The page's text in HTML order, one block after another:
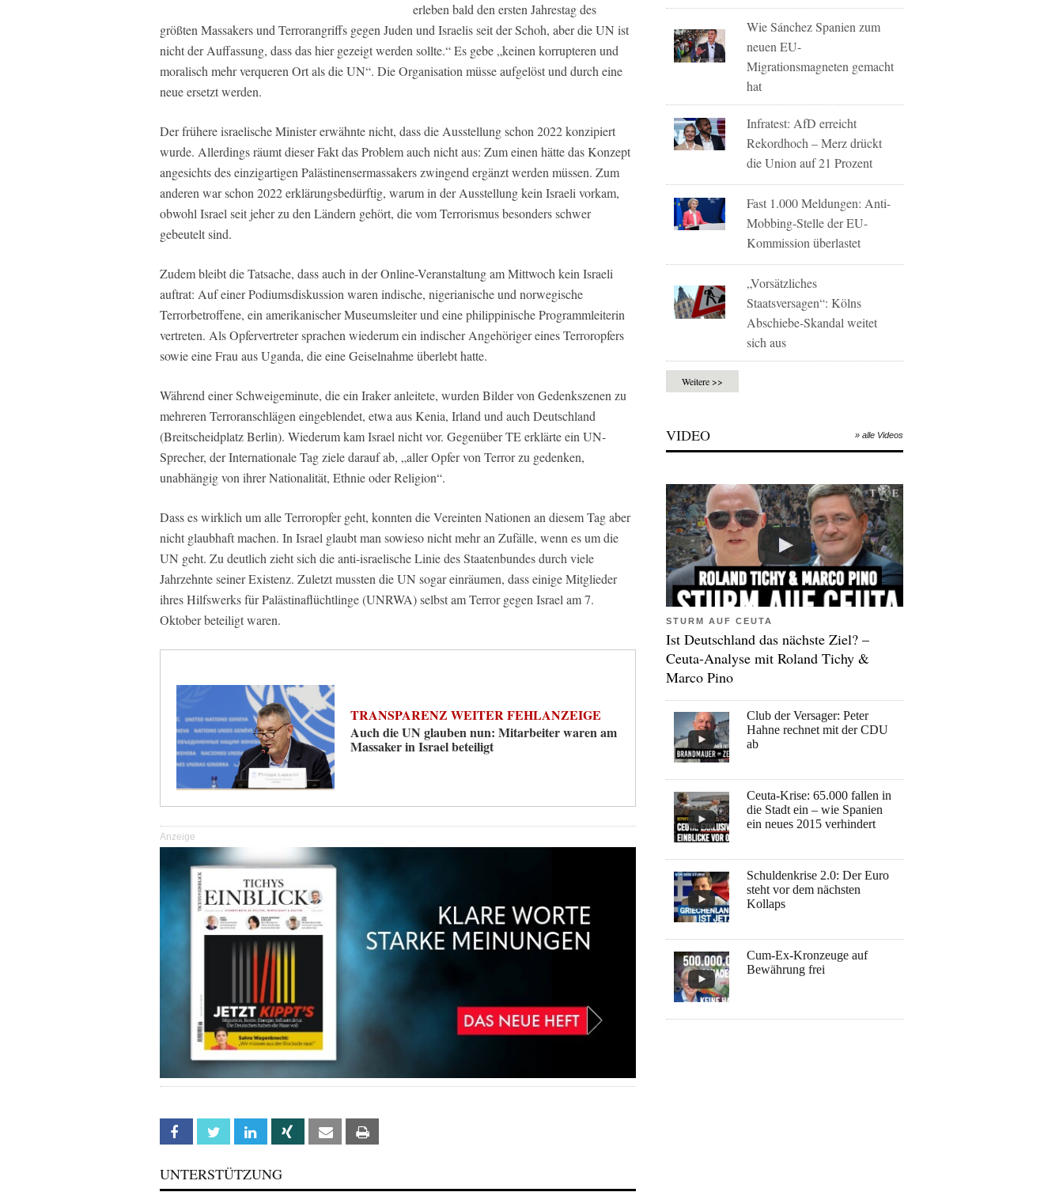
erleben bald den ersten Jahrestag des
größten Massakers und Terrorangriffs gegen Juden und Israelis seit der Schoh, aber die UN ist
nicht der Auffassung, dass das hier gezeigt werden sollte.“ Es gebe „keinen korrupteren und
moralisch mehr verqueren Ort als die UN“. Die Organisation müsse aufgelöst und durch eine
neue ersetzt werden.
Der frühere israelische Minister erwähnte nicht, dass die Ausstellung schon 2022 konzipiert
wurde. Allerdings räumt dieser Fakt das Problem auch nicht aus: Zum einen hätte das Konzept
angesichts des einzigartigen Palästinensermassakers zwingend ergänzt werden müssen. Zum
anderen war schon 2022 erklärungsbedürftig, warum in der Ausstellung kein Israeli vorkam,
obwohl Israel seit jeher zu den Ländern gehört, die vom Terrorismus besonders schwer
gebeutelt sind.
Zudem bleibt die Tatsache, dass auch in der Online-Veranstaltung am Mittwoch kein Israeli
auftrat: Auf einer Podiumsdiskussion waren indische, nigerianische und norwegische
Terrorbetroffene, ein amerikanischer Museumsleiter und eine philippinische Programmleiterin
vertreten. Als Opfervertreter sprachen wiederum ein indischer Angehöriger eines Terroropfers
sowie eine Frau aus Uganda, die eine Geiselnahme überlebt hatte.
Während einer Schweigeminute, die ein Iraker anleitete, wurden Bilder von Gedenkszenen zu
mehreren Terroranschlägen eingeblendet, etwa aus Kenia, Irland und auch Deutschland
(Breitscheidplatz Berlin). Wiederum kam Israel nicht vor. Gegenüber TE erklärte ein UN-
Sprecher, der Internationale Tag ziele darauf ab, „aller Opfer von Terror zu gedenken,
unabhängig von ihrer Nationalität, Ethnie oder Religion“.
Dass es wirklich um alle Terroropfer geht, konnten die Vereinten Nationen an diesem Tag aber
nicht glaubhaft machen. In Israel glaubt man sowieso nicht mehr an Zufälle, wenn es um die
UN geht. Zu deutlich zieht sich die anti-israelische Linie des Staatenbundes durch viele
Jahrzehnte seiner Existenz. Zuletzt mussten die UN sogar einräumen, dass einige Mitglieder
ihres Hilfswerks für Palästinaflüchtlinge (UNRWA) selbst am Terror gegen Israel am 7.
Oktober beteiligt waren.
TRANSPARENZ WEITER FEHLANZEIGE
Auch die UN glauben nun: Mitarbeiter waren am
Massaker in Israel beteiligt
Anzeige
Facebook Twitter Linkedin Xing Email
UNTERSTÜTZUNG
Wie Sánchez Spanien zum
neuen EU-
Migrationsmagneten gemacht
hat
Infratest: AfD erreicht
Rekordhoch – Merz drückt
die Union auf 21 Prozent
Fast 1.000 Meldungen: Anti-
Mobbing-Stelle der EU-
Kommission überlastet
„Vorsätzliches
Staatsversagen“: Kölns
Abschiebe-Skandal weitet
sich aus
Weitere >>
VIDEO » alle Videos
STURM AUF CEUTA
Ist Deutschland das nächste Ziel? –
Ceuta-Analyse mit Roland Tichy &
Marco Pino
Club der Versager: Peter
Hahne rechnet mit der CDU
ab
Ceuta-Krise: 65.000 fallen in
die Stadt ein – wie Spanien
ein neues 2015 verhindert
Schuldenkrise 2.0: Der Euro
steht vor dem nächsten
Kollaps
Cum-Ex-Kronzeuge auf
Bewährung frei